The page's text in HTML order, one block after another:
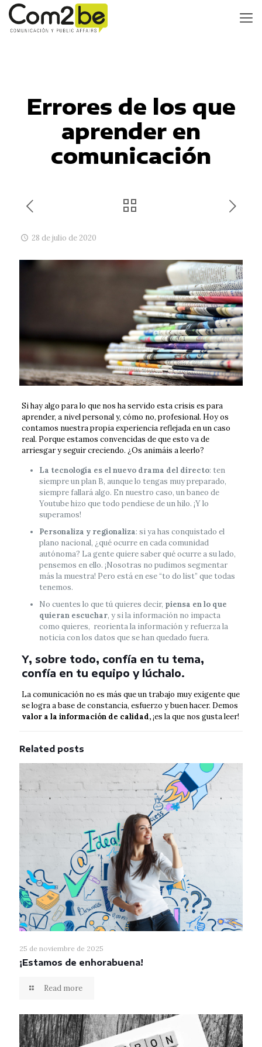
Errores de los que
aprender en
comunicación
28 de julio de 2020
Si hay algo para lo que nos ha servido esta crisis es para
aprender, a nivel personal y, cómo no, profesional. Hoy os
contamos nuestra propia experiencia reflejada en un caso
real. Porque estamos convencidas de que esto va de
arriesgar y seguir creciendo. ¿Os animáis a leerlo?
La tecnología es el nuevo drama del directo: ten
siempre un plan B, aunque lo tengas muy preparado,
siempre fallará algo. En nuestro caso, un baneo de
Youtube hizo que todo pendiese de un hilo. ¡Y lo
superamos!
Personaliza y regionaliza: si ya has conquistado el
plano nacional, ¿qué ocurre en cada comunidad
autónoma? La gente quiere saber qué ocurre a su lado,
pensemos en ello. ¡Nosotras no pudimos segmentar
más la muestra! Pero está en ese “to do list” que todas
tenemos.
No cuentes lo que tú quieres decir, piensa en lo que
quieran escuchar, y si la información no impacta
como quieres, reorienta la información y refuerza la
noticia con los datos que se han quedado fuera.
Y, sobre todo, confía en tu tema,
confía en tu equipo y lúchalo.
La comunicación no es más que un trabajo muy exigente que
se logra a base de constancia, esfuerzo y buen hacer. Demos
valor a la información de calidad,¡es la que nos gusta leer!
Related posts
25 de noviembre de 2025
¡Estamos de enhorabuena!
Read more